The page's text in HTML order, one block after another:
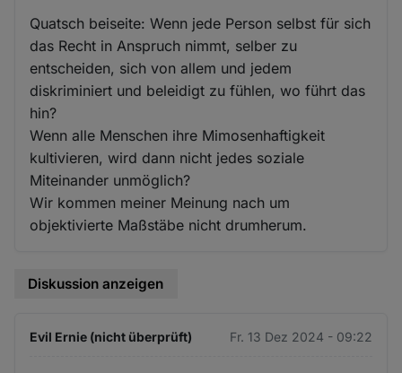
Quatsch beiseite: Wenn jede Person selbst für sich
das Recht in Anspruch nimmt, selber zu
entscheiden, sich von allem und jedem
diskriminiert und beleidigt zu fühlen, wo führt das
hin?
Wenn alle Menschen ihre Mimosenhaftigkeit
kultivieren, wird dann nicht jedes soziale
Miteinander unmöglich?
Wir kommen meiner Meinung nach um
objektivierte Maßstäbe nicht drumherum.
Diskussion anzeigen
Evil Ernie (nicht überprüft) Fr. 13 Dez 2024 - 09:22